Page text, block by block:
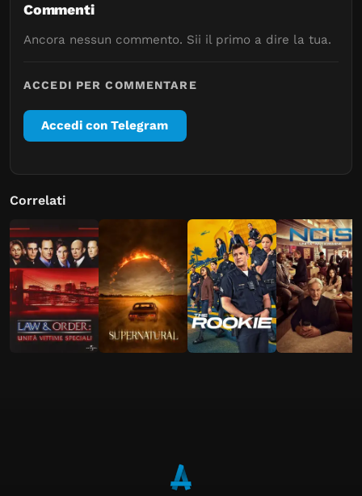
Commenti
Ancora nessun commento. Sii il primo a dire la tua.
ACCEDI PER COMMENTARE
Accedi con Telegram
Correlati